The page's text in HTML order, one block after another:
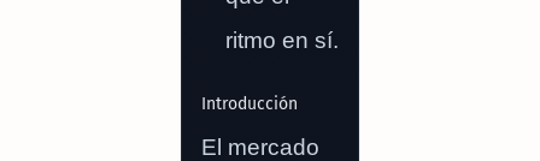
ritmo en sí.
Introducción
El mercado